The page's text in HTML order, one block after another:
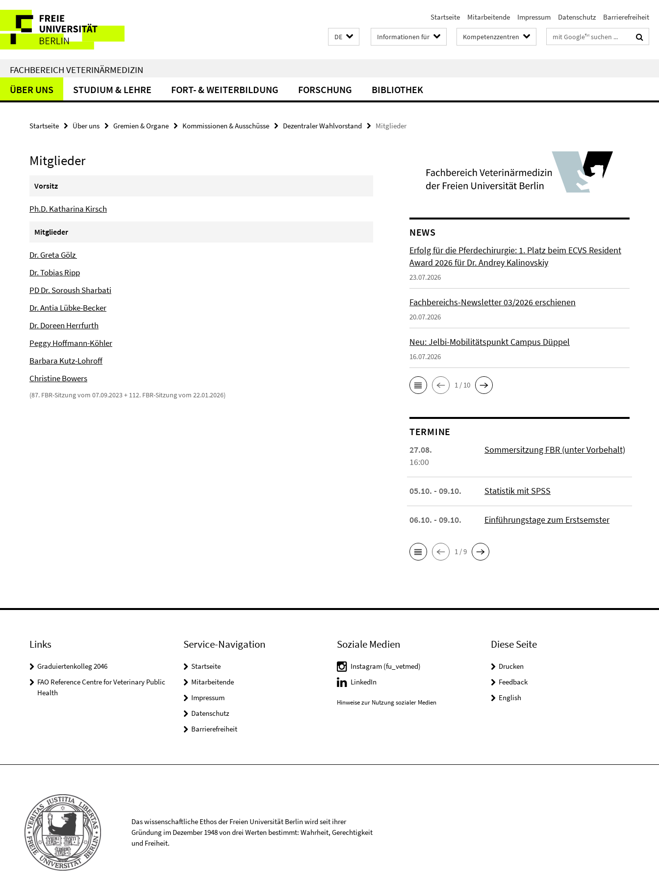
direkt
zu
Inhalt
Service-
Navigation
Startseite Mitarbeitende Impressum Datenschutz Barrierefreiheit
DE Informationen für Kompetenzzentren Suchbegriffe
FACHBEREICH VETERINÄRMEDIZIN
ÜBER UNS STUDIUM & LEHRE FORT- & WEITERBILDUNG FORSCHUNG BIBLIOTHEK
Startseite Über uns Gremien & Organe Kommissionen & Ausschüsse Dezentraler Wahlvorstand Mitglieder
Mitglieder
Vorsitz
Ph.D. Katharina Kirsch
Mitglieder
Dr. Greta Gölz
Dr. Tobias Ripp
PD Dr. Soroush Sharbati
Dr. Antia Lübke-Becker
Dr. Doreen Herrfurth
Peggy Hoffmann-Köhler
Barbara Kutz-Lohroff
Christine Bowers
(87. FBR-Sitzung vom 07.09.2023 + 112. FBR-Sitzung vom 22.01.2026)
NEWS
Erfolg für die Pferdechirurgie: 1. Platz beim ECVS Resident
Award 2026 für Dr. Andrey Kalinovskiy
23.07.2026
Fachbereichs-Newsletter 03/2026 erschienen
20.07.2026
Neu: Jelbi-Mobilitätspunkt Campus Düppel
16.07.2026
1 / 10
TERMINE
27.08.
16:00
Sommersitzung FBR (unter Vorbehalt)
05.10. - 09.10. Statistik mit SPSS
06.10. - 09.10. Einführungstage zum Erstsemster
1 / 9
Links
Graduiertenkolleg 2046
FAO Reference Centre for Veterinary Public
Health
Service-Navigation
Startseite
Mitarbeitende
Impressum
Datenschutz
Barrierefreiheit
Soziale Medien
Instagram (fu_vetmed)
LinkedIn
Hinweise zur Nutzung sozialer Medien
Diese Seite
Drucken
Feedback
English
Das wissenschaftliche Ethos der Freien Universität Berlin wird seit ihrer
Gründung im Dezember 1948 von drei Werten bestimmt: Wahrheit, Gerechtigkeit
und Freiheit.